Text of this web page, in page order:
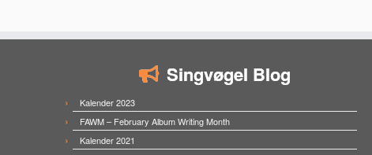
Singvøgel Blog
Kalender 2023
FAWM – February Album Writing Month
Kalender 2021